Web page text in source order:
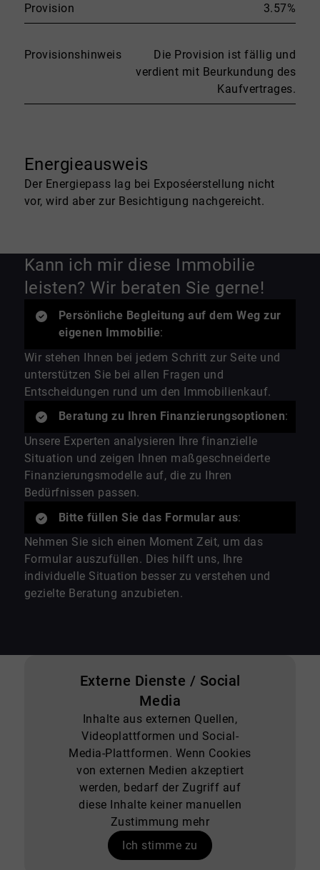
Provision 3.57%
Provisionshinweis
Die Provision ist fällig und
verdient mit Beurkundung des
Kaufvertrages.
Energieausweis
Der Energiepass lag bei Exposéerstellung nicht
vor, wird aber zur Besichtigung nachgereicht.
Kann ich mir diese Immobilie
leisten? Wir beraten Sie gerne!
Persönliche Begleitung auf dem Weg zur
eigenen Immobilie:
Wir stehen Ihnen bei jedem Schritt zur Seite und
unterstützen Sie bei allen Fragen und
Entscheidungen rund um den Immobilienkauf.
Beratung zu Ihren Finanzierungsoptionen:
Unsere Experten analysieren Ihre finanzielle
Situation und zeigen Ihnen maßgeschneiderte
Finanzierungsmodelle auf, die zu Ihren
Bedürfnissen passen.
Bitte füllen Sie das Formular aus:
Nehmen Sie sich einen Moment Zeit, um das
Formular auszufüllen. Dies hilft uns, Ihre
individuelle Situation besser zu verstehen und
gezielte Beratung anzubieten.
Externe Dienste / Social
Media
Inhalte aus externen Quellen,
Videoplattformen und Social-
Media-Plattformen. Wenn Cookies
von externen Medien akzeptiert
werden, bedarf der Zugriff auf
diese Inhalte keiner manuellen
Zustimmung mehr
Ich stimme zu